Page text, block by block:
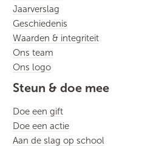
Jaarverslag
Geschiedenis
Waarden & integriteit
Ons team
Ons logo
Steun & doe mee
Doe een gift
Doe een actie
Aan de slag op school